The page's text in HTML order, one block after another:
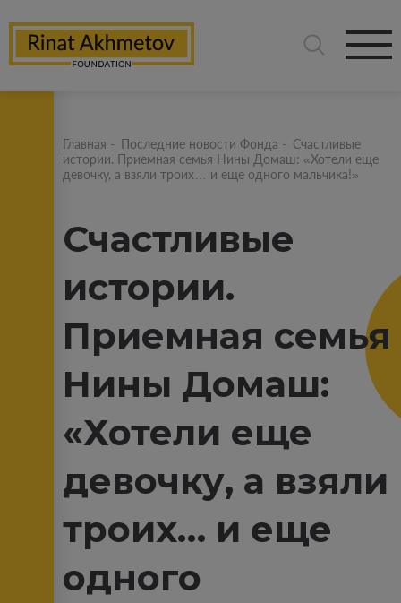
Главная - Последние новости Фонда - Счастливые
истории. Приемная семья Нины Домаш: «Хотели еще
девочку, а взяли троих… и еще одного мальчика!»
Счастливые
истории.
Приемная семья
Нины Домаш:
«Хотели еще
девочку, а взяли
троих… и еще
одного